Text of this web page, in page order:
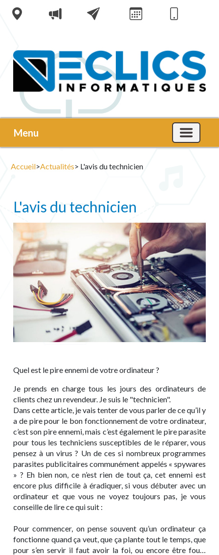
Menu
Accueil>Actualités> L'avis du technicien
L'avis du technicien
Quel est le pire ennemi de votre ordinateur ?
Je prends en charge tous les jours des ordinateurs de
clients chez un revendeur. Je suis le "technicien".
Dans cette article, je vais tenter de vous parler de ce qu’il y
a de pire pour le bon fonctionnement de votre ordinateur,
c’est son pire ennemi, mais c’est également le pire parasite
pour tous les techniciens susceptibles de le réparer, vous
pensez à un virus ? Un de ces si nombreux programmes
parasites publicitaires communément appelés « spywares
» ? Eh bien non, ce n’est rien de tout ça, cet ennemi est
encore plus difficile à éradiquer, si vous débuter avec un
ordinateur et que vous ne voyez toujours pas, je vous
conseille de lire ce qui suit :
Pour commencer, on pense souvent qu’un ordinateur ça
fonctionne quand ça veut, que ça plante tout le temps, que
pour s’en servir il faut avoir la foi, ou encore être fou…